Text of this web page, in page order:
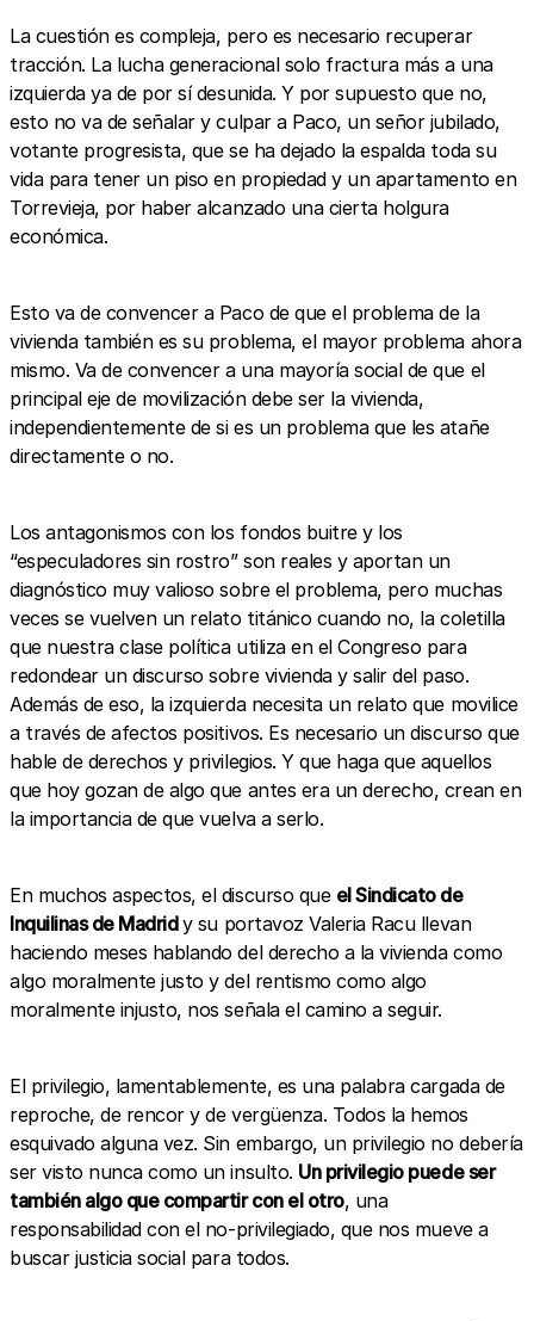
La cuestión es compleja, pero es necesario recuperar
tracción. La lucha generacional solo fractura más a una
izquierda ya de por sí desunida. Y por supuesto que no,
esto no va de señalar y culpar a Paco, un señor jubilado,
votante progresista, que se ha dejado la espalda toda su
vida para tener un piso en propiedad y un apartamento en
Torrevieja, por haber alcanzado una cierta holgura
económica.
Esto va de convencer a Paco de que el problema de la
vivienda también es su problema, el mayor problema ahora
mismo. Va de convencer a una mayoría social de que el
principal eje de movilización debe ser la vivienda,
independientemente de si es un problema que les atañe
directamente o no.
Los antagonismos con los fondos buitre y los
“especuladores sin rostro” son reales y aportan un
diagnóstico muy valioso sobre el problema, pero muchas
veces se vuelven un relato titánico cuando no, la coletilla
que nuestra clase política utiliza en el Congreso para
redondear un discurso sobre vivienda y salir del paso.
Además de eso, la izquierda necesita un relato que movilice
a través de afectos positivos. Es necesario un discurso que
hable de derechos y privilegios. Y que haga que aquellos
que hoy gozan de algo que antes era un derecho, crean en
la importancia de que vuelva a serlo.
En muchos aspectos, el discurso que el Sindicato de
Inquilinas de Madridy su portavoz Valeria Racu llevan
haciendo meses hablando del derecho a la vivienda como
algo moralmente justo y del rentismo como algo
moralmente injusto, nos señala el camino a seguir.
El privilegio, lamentablemente, es una palabra cargada de
reproche, de rencor y de vergüenza. Todos la hemos
esquivado alguna vez. Sin embargo, un privilegio no debería
ser visto nunca como un insulto. Un privilegio puede ser
también algo que compartir con el otro, una
responsabilidad con el no-privilegiado, que nos mueve a
buscar justicia social para todos.